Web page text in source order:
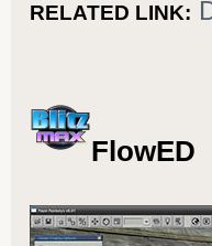
RELATED LINK:
FlowED